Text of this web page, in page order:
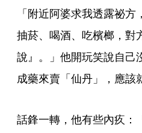
「附近阿婆求我透露祕
抽菸、喝酒、吃檳榔，對
說』。」他開玩笑說自己
成藥來賣「仙丹」，應該
話鋒一轉，他有些內疚：